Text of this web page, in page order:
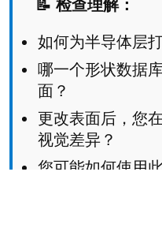
📝 检查理解：
如何为半导体层
哪一个形状数据
面？
更改表面后，您
视觉差异？
您可能如何使用